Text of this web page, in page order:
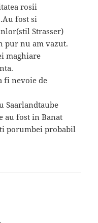
rosii
fost si
Strasser)
pur nu am vazut.
maghiare
fi nevoie de
Saarlandtaube
au fost in Banat
porumbei probabil